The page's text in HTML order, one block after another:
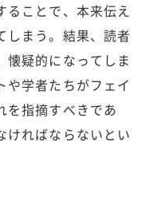
ることで、本来伝え
しまう。結果、読者
懐疑的になってしま
や学者たちがフェイ
を指摘すべきであ
ければならないとい